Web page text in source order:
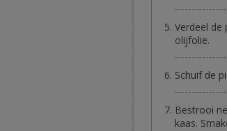
Verdeel
olijfolie.
Schuif de
Bestrooi
kaas.